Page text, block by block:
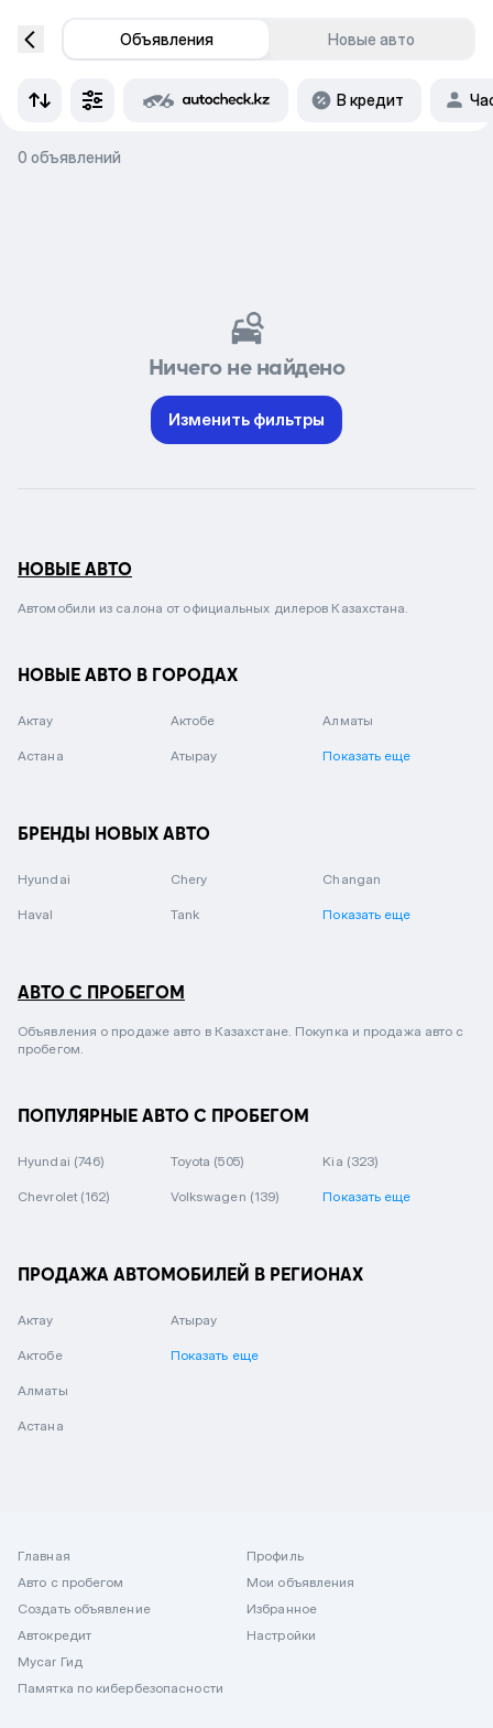
Объявления Новые авто
В кредит
0 объявлений
Ничего не найдено
Изменить фильтры
НОВЫЕ АВТО
Автомобили из салона от официальных дилеров Казахстана.
НОВЫЕ АВТО В ГОРОДАХ
Актау Актобе Алматы
Астана Атырау Показать еще
БРЕНДЫ НОВЫХ АВТО
Hyundai Chery Changan
Haval Tank Показать еще
АВТО С ПРОБЕГОМ
Объявления о продаже авто в Казахстане. Покупка и продажа авто с
пробегом.
ПОПУЛЯРНЫЕ АВТО С ПРОБЕГОМ
Hyundai (746) Toyota (505) Kia (323)
Chevrolet (162) Volkswagen (139) Показать еще
ПРОДАЖА АВТОМОБИЛЕЙ В РЕГИОНАХ
Актау
Актобе
Алматы
Астана
Атырау
Показать еще
Главная
Авто с пробегом
Создать объявление
Автокредит
Mycar Гид
Памятка по кибербезопасности
Профиль
Мои объявления
Избранное
Настройки